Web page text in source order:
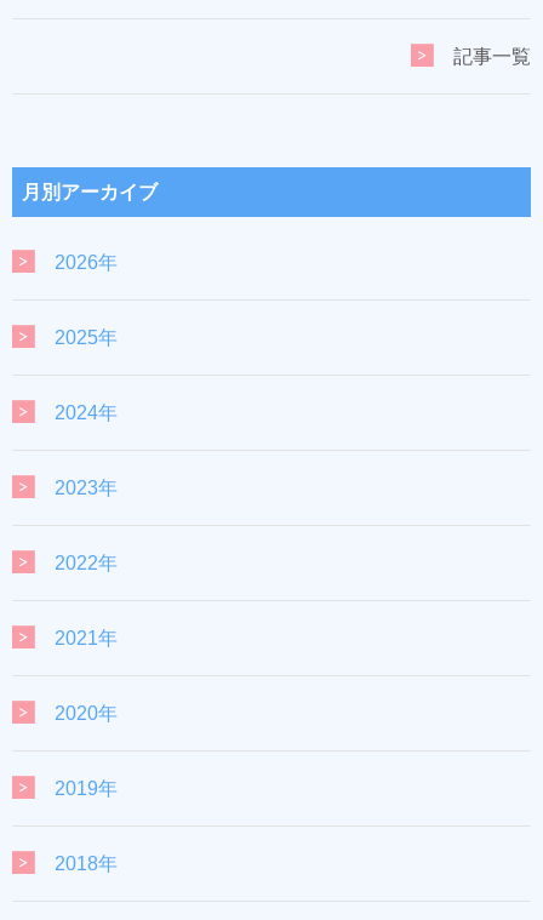
記事一覧
月別アーカイブ
2026年
2025年
2024年
2023年
2022年
2021年
2020年
2019年
2018年